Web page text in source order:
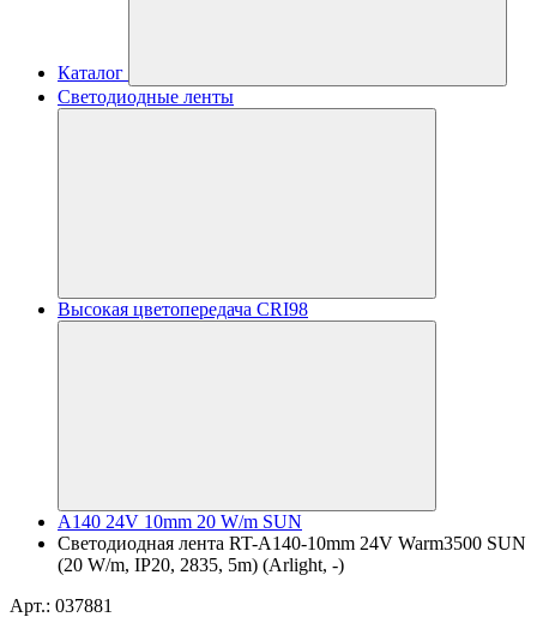
Каталог
Светодиодные ленты
Высокая цветопередача CRI98
A140 24V 10mm 20 W/m SUN
Светодиодная лента RT-A140-10mm 24V Warm3500 SUN
(20 W/m, IP20, 2835, 5m) (Arlight, -)
Арт.: 037881